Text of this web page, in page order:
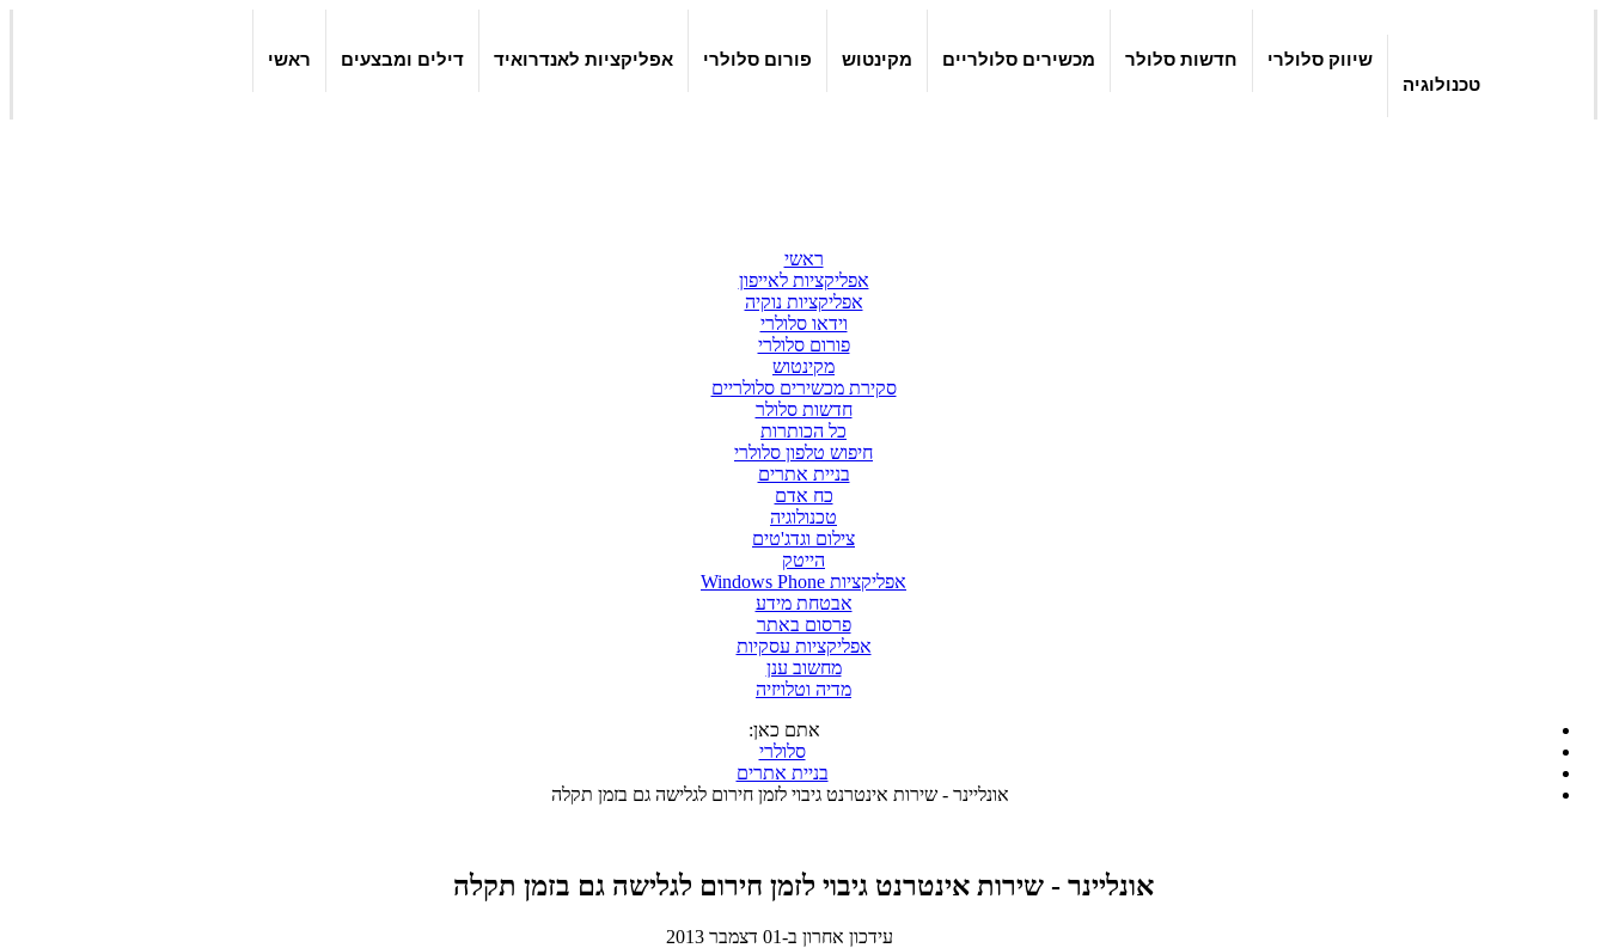
ראשי דילים ומבצעים אפליקציות לאנדרואיד פורום סלולרי מקינטוש מכשירים סלולריים חדשות סלולר
שיווק סלולרי
טכנולוגיה
ראשי
אפליקציות לאייפון
אפליקציות נוקיה
וידאו סלולרי
פורום סלולרי
מקינטוש
סקירת מכשירים סלולריים
חדשות סלולר
כל הכותרות
חיפוש טלפון סלולרי
בניית אתרים
כח אדם
טכנולוגיה
צילום וגדג'טים
הייטק
אפליקציות Windows Phone
אבטחת מידע
פרסום באתר
אפליקציות עסקיות
מחשוב ענן
מדיה וטלויזיה
אתם כאן:
סלולרי
בניית אתרים
אונליינר - שירות אינטרנט גיבוי לזמן חירום לגלישה גם בזמן תקלה
אונליינר - שירות אינטרנט גיבוי לזמן חירום לגלישה גם בזמן תקלה
עידכון אחרון ב-01 דצמבר 2013